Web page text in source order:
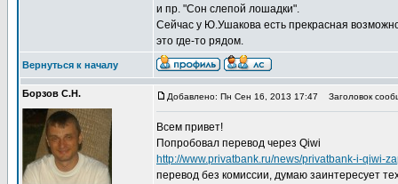
и пр. "Сон слепой лошадки".
Сейчас у Ю.Ушакова есть прекрасная
это где-то рядом.
Вернуться к началу
Борзов С.Н. Добавлено: Пн Сен 16, 2013 17:47 Заголовок
Всем привет!
Попробовал перевод через Qiwi
http://www.privatbank.ru/news/privatbank-i-qiwi-
перевод без комиссии, думаю заинтересует